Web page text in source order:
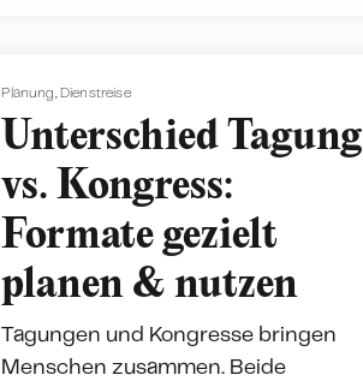
Planung , Dienstreise
Unterschied Tagung
vs. Kongress:
Formate gezielt
planen & nutzen
Tagungen und Kongresse bringen
Menschen zusammen. Beide